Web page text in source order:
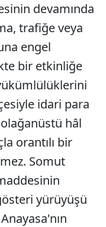
devamında
trafiğe veya
engel
bir etkinliğe
idari para
olağanüstü hâl
orantılı bir
Somut
yürüyüşü